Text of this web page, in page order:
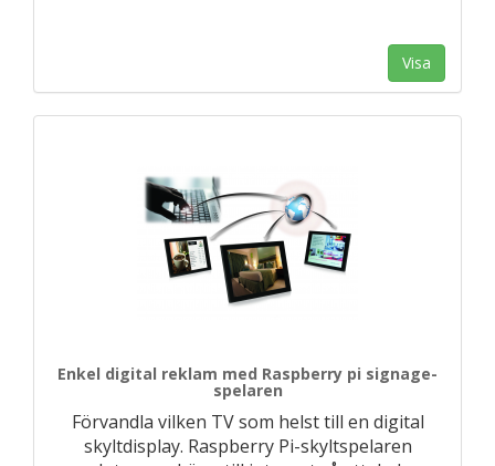
Visa
Enkel digital reklam med Raspberry pi signage-
spelaren
Förvandla vilken TV som helst till en digital
skyltdisplay. Raspberry Pi-skyltspelaren